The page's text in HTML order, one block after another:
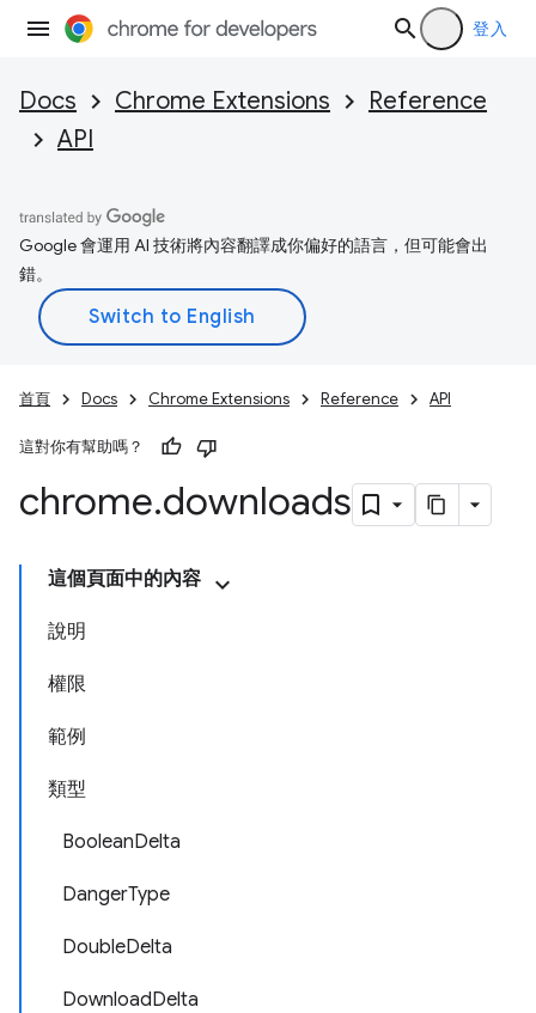
登入
Docs Chrome Extensions
Reference
API
Google 會運用 AI 技術將內容翻譯成你偏好的語言，但可能會出
錯。
首頁 Docs Chrome Extensions Reference API
這對你有幫助嗎？
chrome.downloads
這個頁面中的內容
說明
權限
範例
類型
BooleanDelta
DangerType
DoubleDelta
DownloadDelta